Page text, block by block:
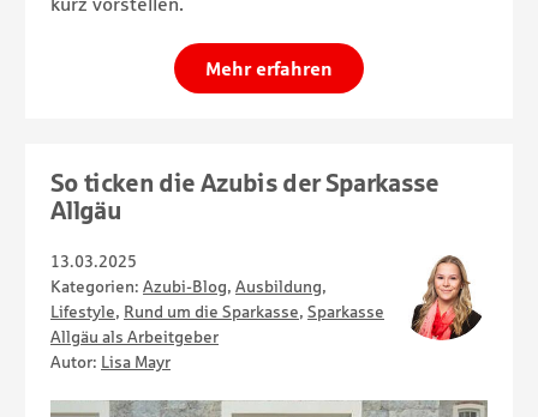
Mehr erfahren
So ticken die Azubis der Sparkasse
Allgäu
13.03.2025
Kategorien: Azubi-Blog, Ausbildung,
Lifestyle, Rund um die Sparkasse, Sparkasse
Allgäu als Arbeitgeber
Autor: Lisa Mayr